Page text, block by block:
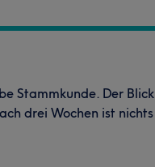
Stammkunde. Der Blick
drei Wochen ist nichts